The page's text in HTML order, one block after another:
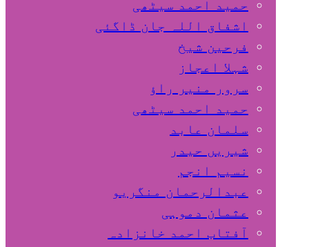
حمید احمد سیٹھی
اشفاق اللہ جان ڈاگئی
فرحین شیخ
شہلا اعجاز
سرور منیر راؤ
حمید احمد سیٹھی
سلمان عابد
شیریں حیدر
نسیم انجم
عبدالرحمان منگریو
عثمان دموہی
آفتاب احمد خانزادہ